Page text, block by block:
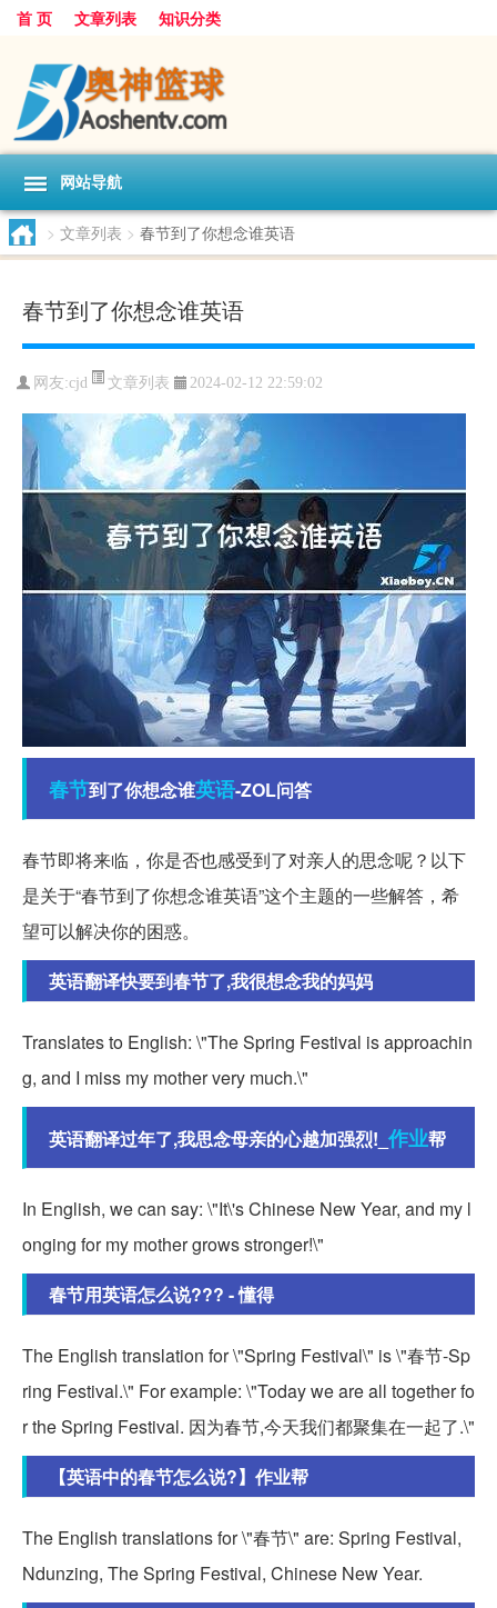
首 页 文章列表 知识分类
网站导航
> 文章列表 > 春节到了你想念谁英语
春节到了你想念谁英语
网友:cjd 文章列表 2024-02-12 22:59:02
春节到了你想念谁英语-ZOL问答
春节即将来临，你是否也感受到了对亲人的思念呢？以下
是关于“春节到了你想念谁英语”这个主题的一些解答，希
望可以解决你的困惑。
英语翻译快要到春节了,我很想念我的妈妈
Translates to English: \"The Spring Festival is approachin
g, and I miss my mother very much.\"
英语翻译过年了,我思念母亲的心越加强烈!_ 作业帮
In English, we can say: \"It\'s Chinese New Year, and my l
onging for my mother grows stronger!\"
春节用英语怎么说??? - 懂得
The English translation for \"Spring Festival\" is \"春节-Sp
ring Festival.\" For example: \"Today we are all together fo
r the Spring Festival. 因为春节,今天我们都聚集在一起了.\"
【英语中的春节怎么说?】作业帮
The English translations for \"春节\" are: Spring Festival,
Ndunzing, The Spring Festival, Chinese New Year.